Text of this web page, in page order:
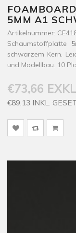
5MM A1
Artikelnummer:
Schaumstoffplatte
schwarzem Kern.
und Modellbau. 10
€73,66
€89,13 INKL.